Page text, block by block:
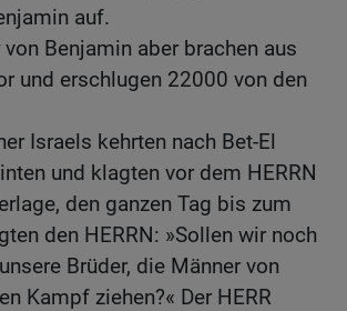
auf.
von Benjamin aber brachen aus
und erschlugen 22000 von den
Israels kehrten nach Bet-El
und klagten vor dem HERRN
den ganzen Tag bis zum
den HERRN: »Sollen wir noch
Brüder, die Männer von
Kampf ziehen?« Der HERR